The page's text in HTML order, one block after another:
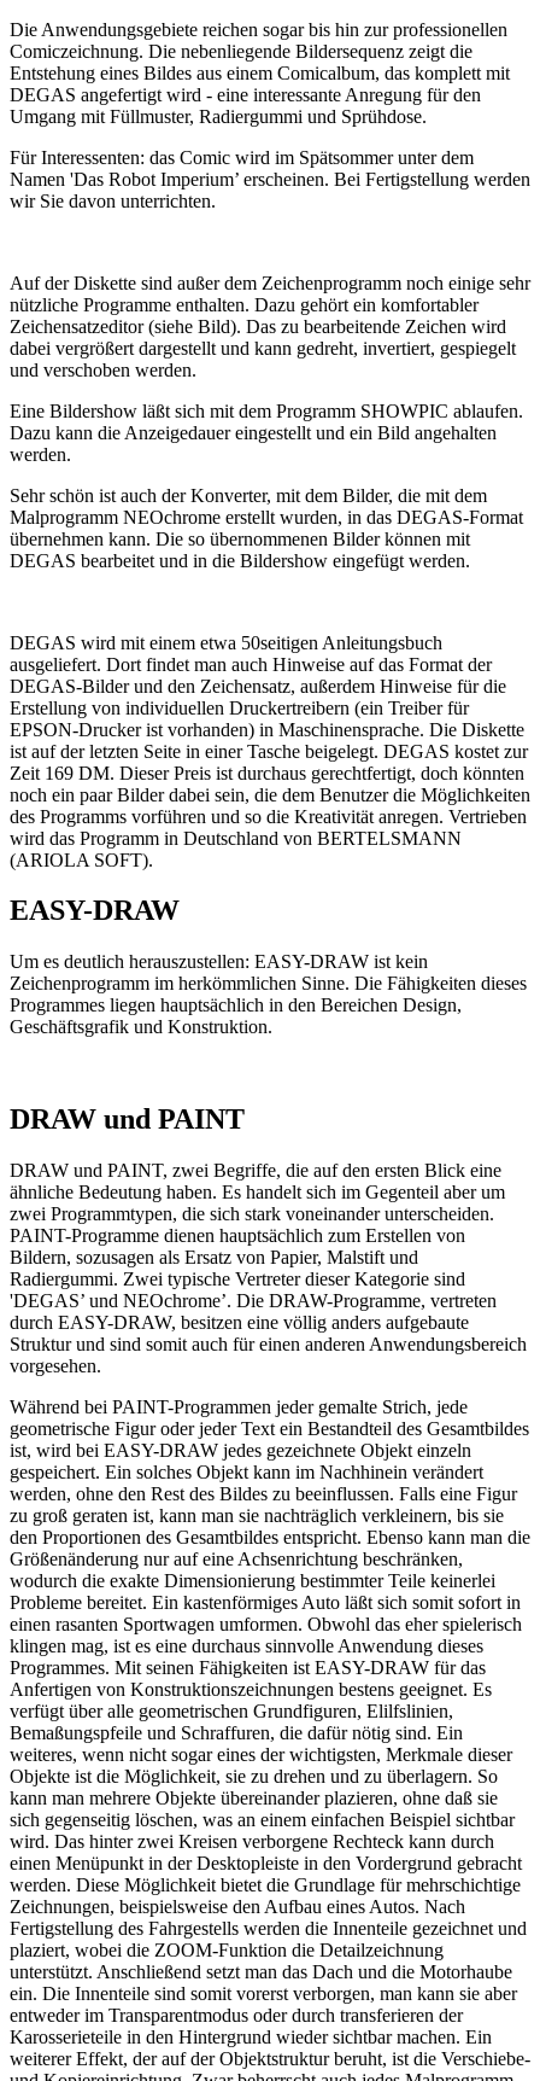
Die Anwendungsgebiete reichen sogar bis hin zur professionellen
Comiczeichnung. Die nebenliegende Bildersequenz zeigt die
Entstehung eines Bildes aus einem Comicalbum, das komplett mit
DEGAS angefertigt wird - eine interessante Anregung für den
Umgang mit Füllmuster, Radiergummi und Sprühdose.
Für Interessenten: das Comic wird im Spätsommer unter dem
Namen 'Das Robot Imperium’ erscheinen. Bei Fertigstellung werden
wir Sie davon unterrichten.
Auf der Diskette sind außer dem Zeichenprogramm noch einige sehr
nützliche Programme enthalten. Dazu gehört ein komfortabler
Zeichensatzeditor (siehe Bild). Das zu bearbeitende Zeichen wird
dabei vergrößert dargestellt und kann gedreht, invertiert, gespiegelt
und verschoben werden.
Eine Bildershow läßt sich mit dem Programm SHOWPIC ablaufen.
Dazu kann die Anzeigedauer eingestellt und ein Bild angehalten
werden.
Sehr schön ist auch der Konverter, mit dem Bilder, die mit dem
Malprogramm NEOchrome erstellt wurden, in das DEGAS-Format
übernehmen kann. Die so übernommenen Bilder können mit
DEGAS bearbeitet und in die Bildershow eingefügt werden.
DEGAS wird mit einem etwa 50seitigen Anleitungsbuch
ausgeliefert. Dort findet man auch Hinweise auf das Format der
DEGAS-Bilder und den Zeichensatz, außerdem Hinweise für die
Erstellung von individuellen Druckertreibern (ein Treiber für
EPSON-Drucker ist vorhanden) in Maschinensprache. Die Diskette
ist auf der letzten Seite in einer Tasche beigelegt. DEGAS kostet zur
Zeit 169 DM. Dieser Preis ist durchaus gerechtfertigt, doch könnten
noch ein paar Bilder dabei sein, die dem Benutzer die Möglichkeiten
des Programms vorführen und so die Kreativität anregen. Vertrieben
wird das Programm in Deutschland von BERTELSMANN
(ARIOLA SOFT).
EASY-DRAW
Um es deutlich herauszustellen: EASY-DRAW ist kein
Zeichenprogramm im herkömmlichen Sinne. Die Fähigkeiten dieses
Programmes liegen hauptsächlich in den Bereichen Design,
Geschäftsgrafik und Konstruktion.
DRAW und PAINT
DRAW und PAINT, zwei Begriffe, die auf den ersten Blick eine
ähnliche Bedeutung haben. Es handelt sich im Gegenteil aber um
zwei Programmtypen, die sich stark voneinander unterscheiden.
PAINT-Programme dienen hauptsächlich zum Erstellen von
Bildern, sozusagen als Ersatz von Papier, Malstift und
Radiergummi. Zwei typische Vertreter dieser Kategorie sind
'DEGAS’ und NEOchrome’. Die DRAW-Programme, vertreten
durch EASY-DRAW, besitzen eine völlig anders aufgebaute
Struktur und sind somit auch für einen anderen Anwendungsbereich
vorgesehen.
Während bei PAINT-Programmen jeder gemalte Strich, jede
geometrische Figur oder jeder Text ein Bestandteil des Gesamtbildes
ist, wird bei EASY-DRAW jedes gezeichnete Objekt einzeln
gespeichert. Ein solches Objekt kann im Nachhinein verändert
werden, ohne den Rest des Bildes zu beeinflussen. Falls eine Figur
zu groß geraten ist, kann man sie nachträglich verkleinern, bis sie
den Proportionen des Gesamtbildes entspricht. Ebenso kann man die
Größenänderung nur auf eine Achsenrichtung beschränken,
wodurch die exakte Dimensionierung bestimmter Teile keinerlei
Probleme bereitet. Ein kastenförmiges Auto läßt sich somit sofort in
einen rasanten Sportwagen umformen. Obwohl das eher spielerisch
klingen mag, ist es eine durchaus sinnvolle Anwendung dieses
Programmes. Mit seinen Fähigkeiten ist EASY-DRAW für das
Anfertigen von Konstruktionszeichnungen bestens geeignet. Es
verfügt über alle geometrischen Grundfiguren, Elilfslinien,
Bemaßungspfeile und Schraffuren, die dafür nötig sind. Ein
weiteres, wenn nicht sogar eines der wichtigsten, Merkmale dieser
Objekte ist die Möglichkeit, sie zu drehen und zu überlagern. So
kann man mehrere Objekte übereinander plazieren, ohne daß sie
sich gegenseitig löschen, was an einem einfachen Beispiel sichtbar
wird. Das hinter zwei Kreisen verborgene Rechteck kann durch
einen Menüpunkt in der Desktopleiste in den Vordergrund gebracht
werden. Diese Möglichkeit bietet die Grundlage für mehrschichtige
Zeichnungen, beispielsweise den Aufbau eines Autos. Nach
Fertigstellung des Fahrgestells werden die Innenteile gezeichnet und
plaziert, wobei die ZOOM-Funktion die Detailzeichnung
unterstützt. Anschließend setzt man das Dach und die Motorhaube
ein. Die Innenteile sind somit vorerst verborgen, man kann sie aber
entweder im Transparentmodus oder durch transferieren der
Karosserieteile in den Hintergrund wieder sichtbar machen. Ein
weiterer Effekt, der auf der Objektstruktur beruht, ist die Verschiebe-